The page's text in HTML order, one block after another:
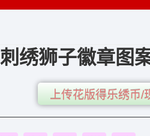
刺绣狮子徽章图
上传花版得乐绣币/